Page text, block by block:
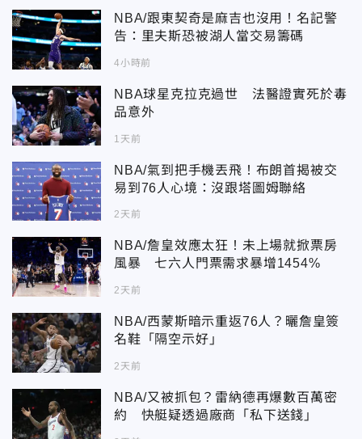
NBA/跟東契奇是麻吉也沒用！名記警
告：里夫斯恐被湖人當交易籌碼
4小時前
NBA球星克拉克過世 法醫證實死於毒
品意外
1天前
NBA/氣到把手機丟飛！布朗首揭被交
易到76人心境：沒跟塔圖姆聯絡
2天前
NBA/詹皇效應太狂！未上場就掀票房
風暴 七六人門票需求暴增1454%
2天前
NBA/西蒙斯暗示重返76人？曬詹皇簽
名鞋「隔空示好」
2天前
NBA/又被抓包？雷納德再爆數百萬密
約 快艇疑透過廠商「私下送錢」